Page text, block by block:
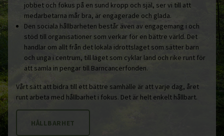
jobbet och fokus på en sund kropp och själ, ser vi till att
medarbetarna mår bra, är engagerade och glada.
Den sociala hållbarheten består även av engagemang i och
stöd till organisationer som verkar för en bättre värld. Det
handlar om allt från det lokala idrottslaget som sätter barn
och unga i centrum, till laget som cyklar land och rike runt för
att samla in pengar till Barncancerfonden.
Vårt sätt att bidra till ett bättre samhälle är att varje dag, året
runt arbeta med hållbarhet i fokus. Det är helt enkelt hållbart.
HÅLLBARHET